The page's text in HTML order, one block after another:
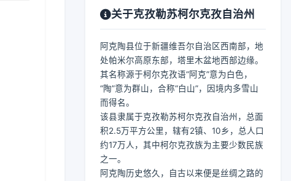
关于克孜勒苏柯尔克孜自治州
阿克陶县位于新疆维吾尔自治区西南部，地
处帕米尔高原东部，塔里木盆地西部边缘。
其名称源于柯尔克孜语“阿克”意为白色，
“陶”意为群山，合称“白山”，因境内多雪山
而得名。
该县隶属于克孜勒苏柯尔克孜自治州，总面
积2.5万平方公里，辖有2镇、10乡，总人口
约17万人，其中柯尔克孜族为主要少数民族
之一。
阿克陶历史悠久，自古以来便是丝绸之路的